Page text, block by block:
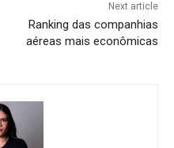
Next article
Ranking das companhias
aéreas mais econômicas